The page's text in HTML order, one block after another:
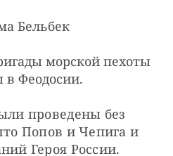
Бельбек
морской пехоты
Феодосии.
проведены без
Попов и Чепига и
Героя России.